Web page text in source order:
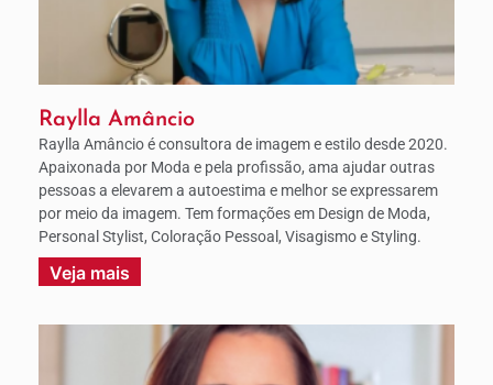
Raylla Amâncio
Raylla Amâncio é consultora de imagem e estilo desde 2020.
Apaixonada por Moda e pela profissão, ama ajudar outras
pessoas a elevarem a autoestima e melhor se expressarem
por meio da imagem. Tem formações em Design de Moda,
Personal Stylist, Coloração Pessoal, Visagismo e Styling.
Veja mais